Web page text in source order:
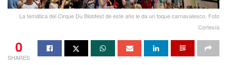
La temática del Cirque Du Blobfest de este año le da un toque carnavalesco. Foto
Cortesía
0
SHARES